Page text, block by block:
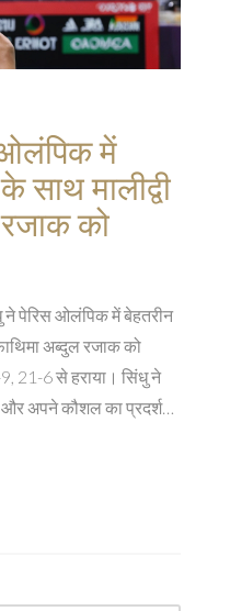
ओलंपिक में
मालीद्वी
को
ने पेरिस ओलंपिक में बेहतरीन
अब्दुल रजाक को
21-6 से हराया। सिंधु ने
और अपने कौशल का प्रदर्शन